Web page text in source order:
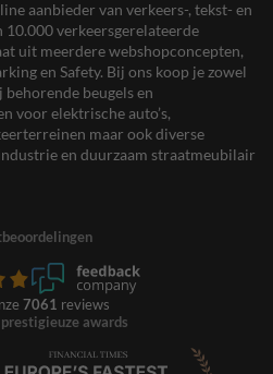
aanbieder van verkeers-, tekst- en
verkeersgerelateerde
uit meerdere webshopconcepten,
en Safety. Bij ons koop je zowel
beugels en
voor elektrische auto’s,
maar ook diverse
en duurzaam straatmeubilair
7061 reviews
awards